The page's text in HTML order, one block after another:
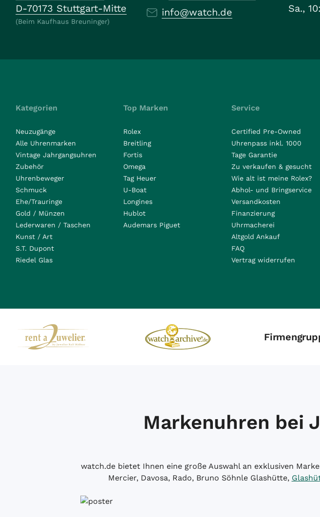
D-70173 Stuttgart-Mitte
(Beim Kaufhaus Breuninger)
info@watch.de
Sa.,
Kategorien
Neuzugänge
Alle Uhrenmarken
Vintage Jahrgangsuhren
Zubehör
Uhrenbeweger
Schmuck
Ehe/Trauringe
Gold / Münzen
Lederwaren / Taschen
Kunst / Art
S.T. Dupont
Riedel Glas
Top Marken
Rolex
Breitling
Fortis
Omega
Tag Heuer
U-Boat
Longines
Hublot
Audemars Piguet
Service
Certified Pre-Owned
Uhrenpass inkl. 1000
Tage Garantie
Zu verkaufen & gesucht
Wie alt ist meine Rolex?
Abhol- und Bringservice
Versandkosten
Finanzierung
Uhrmacherei
Altgold Ankauf
FAQ
Vertrag widerrufen
Markenuhren bei
watch.de bietet Ihnen eine große Auswahl an exklusiven
Mercier, Davosa, Rado, Bruno Söhnle Glashütte,